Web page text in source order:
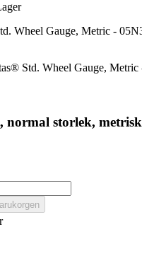
normal storlek, metrisk